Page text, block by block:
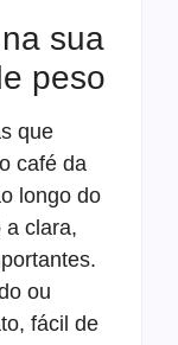
sua
peso
que
café da
longo do
a clara,
ou
fácil de